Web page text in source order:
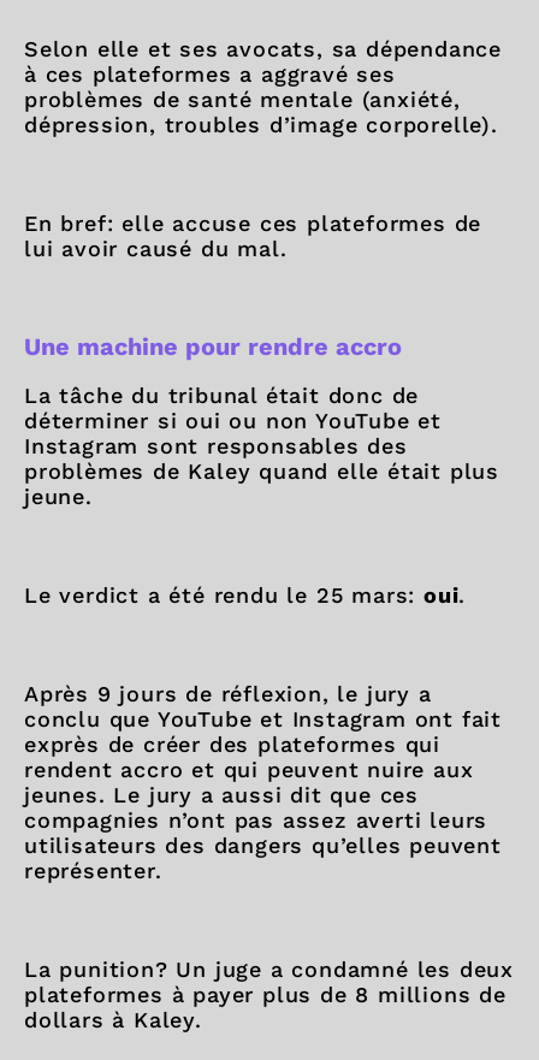
Selon elle et ses avocats, sa dépendance
à ces plateformes a aggravé ses
problèmes de santé mentale (anxiété,
dépression, troubles d’image corporelle).
En bref: elle accuse ces plateformes de
lui avoir causé du mal.
Une machine pour rendre accro
La tâche du tribunal était donc de
déterminer si oui ou non YouTube et
Instagram sont responsables des
problèmes de Kaley quand elle était plus
jeune.
Le verdict a été rendu le 25 mars: oui.
Après 9 jours de réflexion, le jury a
conclu que YouTube et Instagram ont fait
exprès de créer des plateformes qui
rendent accro et qui peuvent nuire aux
jeunes. Le jury a aussi dit que ces
compagnies n’ont pas assez averti leurs
utilisateurs des dangers qu’elles peuvent
représenter.
La punition? Un juge a condamné les deux
plateformes à payer plus de 8 millions de
dollars à Kaley.